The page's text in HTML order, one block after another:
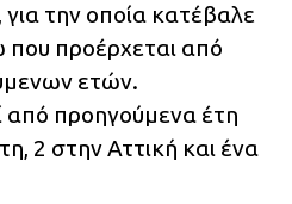
την οποία κατέβαλε
προέρχεται από
ετών.
από προηγούμενα έτη
2 στην Αττική και ένα